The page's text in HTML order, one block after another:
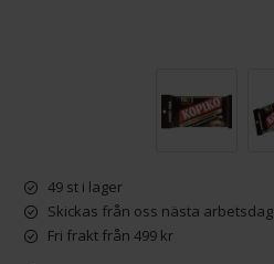
49 st i lager
Skickas från oss nästa arbetsdag
Fri frakt från 499 kr